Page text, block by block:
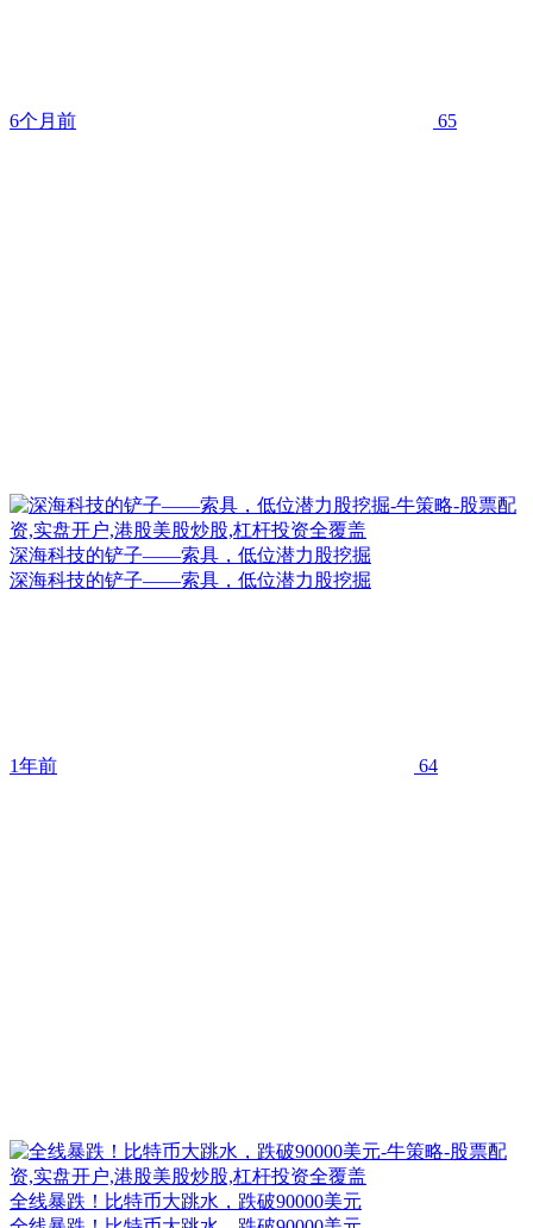
6个月前 65
深海科技的铲子——索具，低位潜力股挖掘
深海科技的铲子——索具，低位潜力股挖掘
1年前 64
全线暴跌！比特币大跳水，跌破90000美元